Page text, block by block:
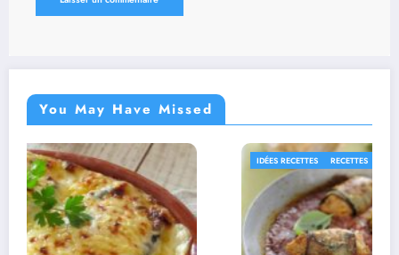
You May Have Missed
IDÉES RECETTES RECETTES